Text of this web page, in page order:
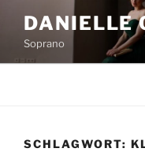
Inhalt
springen
DANIELLE
Soprano
SCHLAGWORT: